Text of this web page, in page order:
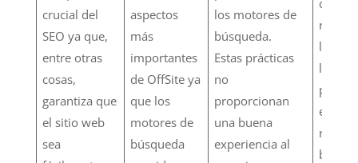
crucial del
SEO ya que,
entre otras
cosas,
garantiza que
el sitio web
sea
aspectos
más
importantes
de OffSite ya
que los
motores de
búsqueda
los motores de
búsqueda.
Estas prácticas
no
proporcionan
una buena
experiencia al
los
logra
en los